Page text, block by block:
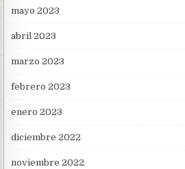
mayo 2023
abril 2023
marzo 2023
febrero 2023
enero 2023
diciembre 2022
noviembre 2022